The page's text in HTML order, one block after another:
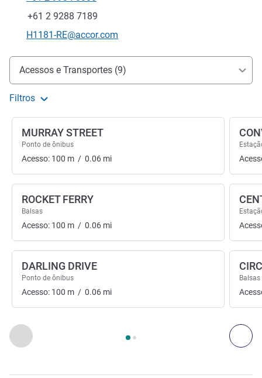
Telefone
Fax
+61 2 9288 7189
E-mail de contacto
H1181-RE@accor.com
Acesso e transporte
Acessos e Transportes (9)
Filtros
Anterior - Acessos e Transportes
Página , Acessos e Transportes 1 :, Acessos e
MURRAY STREET
Ponto de ônibus
Acesso: 100 m / 0.06 mi
ROCKET FERRY
Balsas
Acesso: 100 m / 0.06 mi
DARLING DRIVE
Ponto de ônibus
Acesso: 100 m / 0.06 mi
Balsas